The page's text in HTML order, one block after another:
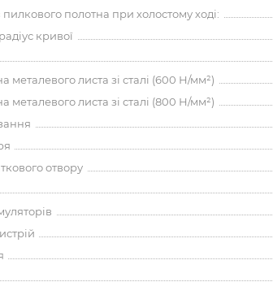
пилкового полотна при холостому ході:
кривої
металевого листа зі сталі (600 Н/мм²)
металевого листа зі сталі (800 Н/мм²)
отвору